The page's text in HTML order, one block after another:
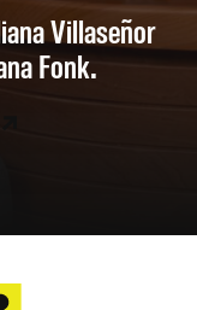
Villaseñor
Fonk.